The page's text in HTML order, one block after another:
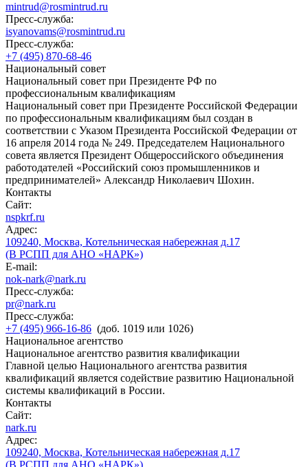
mintrud@rosmintrud.ru
Пресс-служба:
isyanovams@rosmintrud.ru
Пресс-служба:
+7 (495) 870-68-46
Национальный совет
Национальный совет при Президенте РФ по
профессиональным квалификациям
Национальный совет при Президенте Российской Федерации
по профессиональным квалификациям был создан в
соответствии с Указом Президента Российской Федерации от
16 апреля 2014 года № 249. Председателем Национального
совета является Президент Общероссийского объединения
работодателей «Российский союз промышленников и
предпринимателей» Александр Николаевич Шохин.
Контакты
Сайт:
nspkrf.ru
Адрес:
109240, Москва, Котельническая набережная д.17
(В РСПП для АНО «НАРК»)
E-mail:
nok-nark@nark.ru
Пресс-служба:
pr@nark.ru
Пресс-служба:
+7 (495) 966-16-86 (доб. 1019 или 1026)
Национальное агентство
Национальное агентство развития квалификации
Главной целью Национального агентства развития
квалификаций является содействие развитию Национальной
системы квалификаций в России.
Контакты
Сайт:
nark.ru
Адрес:
109240, Москва, Котельническая набережная д.17
(В РСПП для АНО «НАРК»)